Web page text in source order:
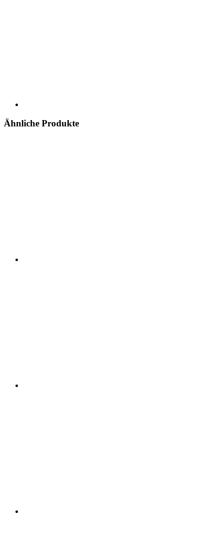
Ähnliche Produkte